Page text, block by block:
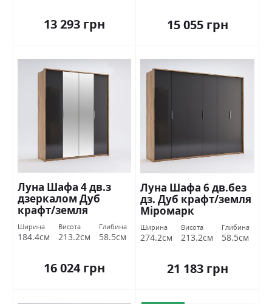
13 293 грн 15 055 грн
Луна Шафа 4 дв.з
дзеркалом Дуб
крафт/земля
Міромарк
Ширина
184.4см
Висота
213.2см
Глибина
58.5см
16 024 грн
Луна Шафа 6 дв.без
дз. Дуб крафт/земля
Міромарк
Ширина
274.2см
Висота
213.2см
Глибина
58.5см
21 183 грн